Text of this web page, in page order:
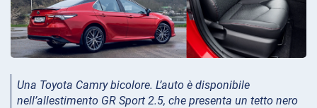
Una Toyota Camry bicolore. L’auto è disponibile
nell’allestimento GR Sport 2.5, che presenta un tetto nero